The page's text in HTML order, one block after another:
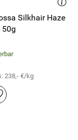
Silkhair Haze
50g
238,- €/kg